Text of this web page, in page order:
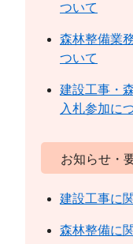
ついて
森林整備業
ついて
建設工事・
入札参加に
お知らせ・
建設工事に
森林整備に